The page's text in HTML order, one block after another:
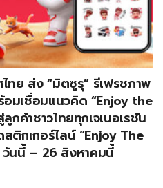
ทย ส่ง “มิตซูรุ” รีเฟรชภาพ
เชื่อมแนวคิด “Enjoy the
กค้าชาวไทยทุกเจเนอเรชัน
ติกเกอร์ไลน์ “Enjoy The
นนี้ – 26 สิงหาคมนี้